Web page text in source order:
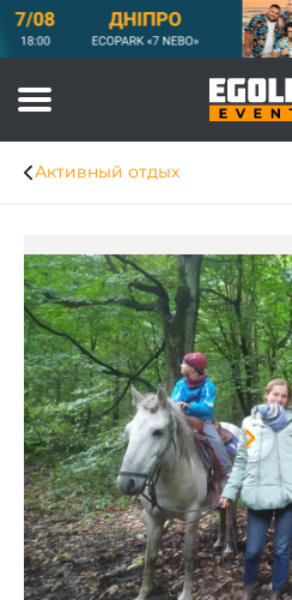
Активный отдых
of
6